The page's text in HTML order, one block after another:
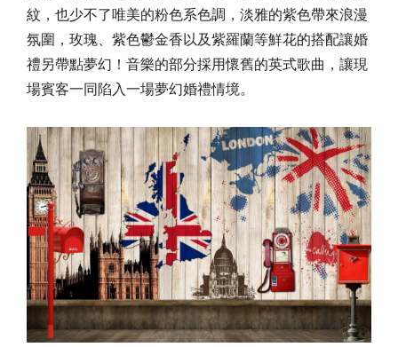
紋，也少不了唯美的粉色系色調，淡雅的紫色帶來浪漫
氛圍，玫瑰、紫色鬱金香以及紫羅蘭等鮮花的搭配讓婚
禮另帶點夢幻！音樂的部分採用懷舊的英式歌曲，讓現
場賓客一同陷入一場夢幻婚禮情境。